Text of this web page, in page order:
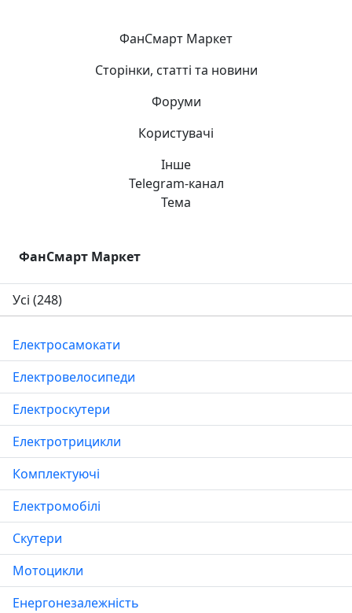
ФанСмарт Маркет
Сторінки, статті та новини
Форуми
Користувачі
Інше
Telegram-канал
Тема
ФанСмарт Маркет
Усі (248)
Електросамокати
Електровелосипеди
Електроскутери
Електротрицикли
Комплектуючі
Електромобілі
Скутери
Мотоцикли
Енергонезалежність